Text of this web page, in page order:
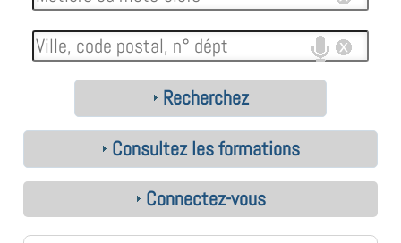
Recherchez
Consultez les formations
Connectez-vous